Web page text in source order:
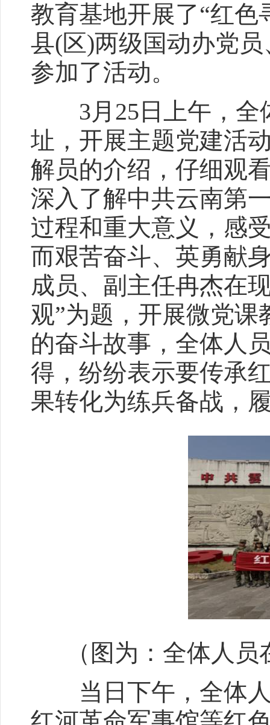
教育基地开展了“红色
县(区)两级国动办党
参加了活动。
3月25日上午，全
址，开展主题党建活
解员的介绍，仔细观
深入了解中共云南第
过程和重大意义，感
而艰苦奋斗、英勇献
成员、副主任冉杰在
观”为题，开展微党
的奋斗故事，全体人
得，纷纷表示要传承
果转化为练兵备战，
（图为：全体人
当日下午，全体人